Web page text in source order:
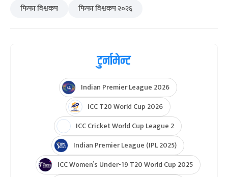
फिफा विश्वकप फिफा विश्वकप २०२६
टुर्नामेन्ट
Indian Premier League 2026
ICC T20 World Cup 2026
ICC Cricket World Cup League 2
Indian Premier League (IPL 2025)
ICC Women’s Under-19 T20 World Cup 2025